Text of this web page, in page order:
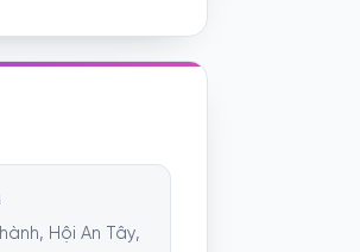
Hội An Tây,